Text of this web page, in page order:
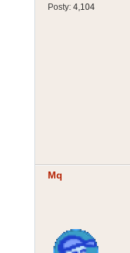
Posty: 4,104
Mq